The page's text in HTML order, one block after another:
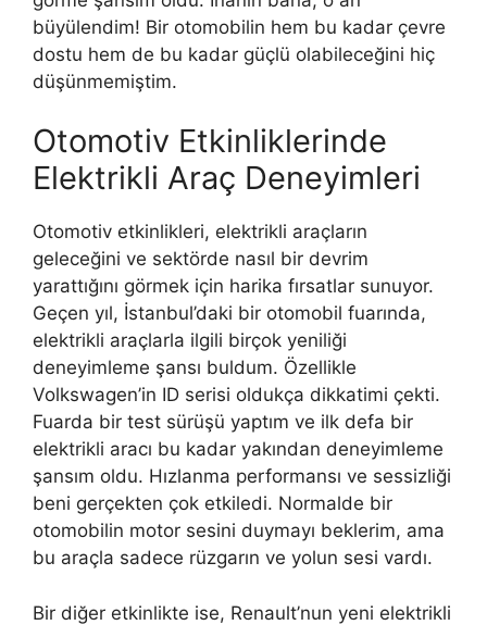
büyülendim! Bir otomobilin hem bu kadar çevre
dostu hem de bu kadar güçlü olabileceğini hiç
düşünmemiştim.
Otomotiv Etkinliklerinde
Elektrikli Araç Deneyimleri
Otomotiv etkinlikleri, elektrikli araçların
geleceğini ve sektörde nasıl bir devrim
yarattığını görmek için harika fırsatlar sunuyor.
Geçen yıl, İstanbul’daki bir otomobil fuarında,
elektrikli araçlarla ilgili birçok yeniliği
deneyimleme şansı buldum. Özellikle
Volkswagen’in ID serisi oldukça dikkatimi çekti.
Fuarda bir test sürüşü yaptım ve ilk defa bir
elektrikli aracı bu kadar yakından deneyimleme
şansım oldu. Hızlanma performansı ve sessizliği
beni gerçekten çok etkiledi. Normalde bir
otomobilin motor sesini duymayı beklerim, ama
bu araçla sadece rüzgarın ve yolun sesi vardı.
Bir diğer etkinlikte ise, Renault’nun yeni elektrikli